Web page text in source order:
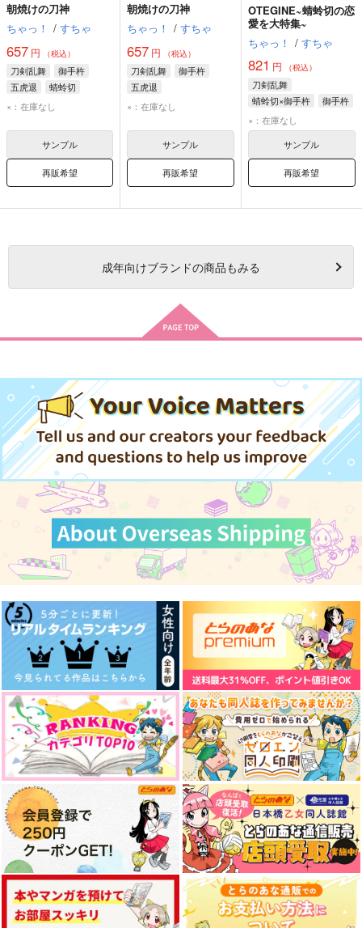
朝焼けの刀神
ちゃっ！ / すちゃ
657 円 （税込）
刀剣乱舞
御手杵
五虎退
蜻蛉切
×：在庫なし
サンプル
再販希望
朝焼けの刀神
ちゃっ！ / すちゃ
657 円 （税込）
刀剣乱舞
御手杵
五虎退
×：在庫なし
サンプル
再販希望
OTEGINE~蜻蛉切の恋
愛を大特集~
ちゃっ！ / すちゃ
821 円 （税込）
刀剣乱舞
蜻蛉切×御手杵
御手杵
蜻蛉切
同田貫正国
×：在庫なし
サンプル
再販希望
成年向けブランドの商品もみる